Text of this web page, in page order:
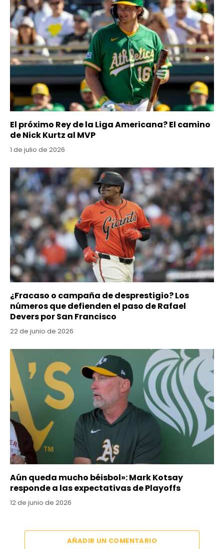
El próximo Rey de la Liga Americana? El camino
de Nick Kurtz al MVP
1 de julio de 2026
¿Fracaso o campaña de desprestigio? Los
números que defienden el paso de Rafael
Devers por San Francisco
22 de junio de 2026
Aún queda mucho béisbol»: Mark Kotsay
responde a las expectativas de Playoffs
12 de junio de 2026
AÑADIR UN COMENTARIO